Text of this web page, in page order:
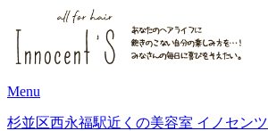
Menu
杉並区西永福駅近くの美容室 イノセンツ